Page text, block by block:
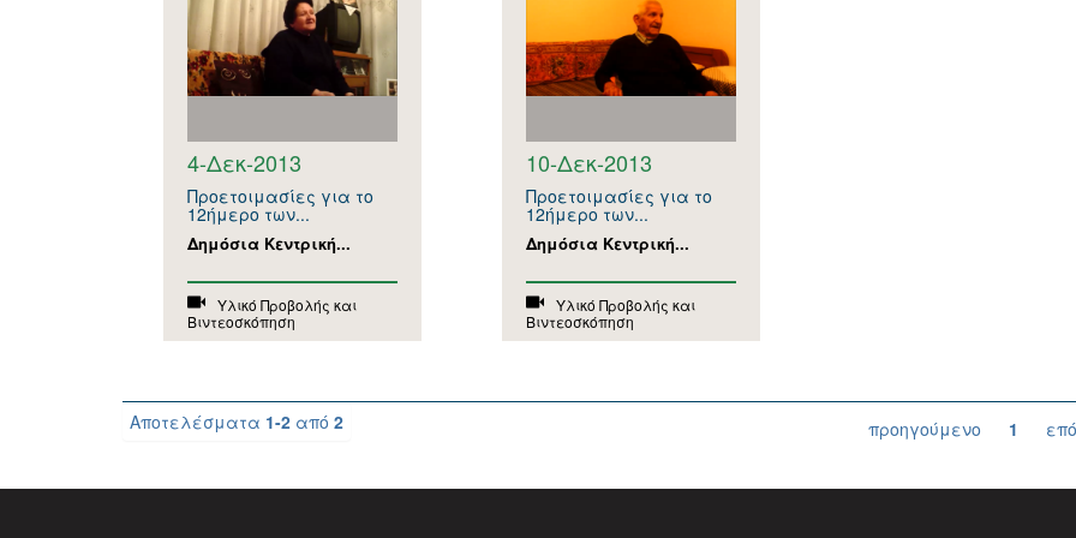
4-Δεκ-2013
Προετοιμασίες για το
12ήμερο των...
Δημόσια Κεντρική...
Υλικό Προβολής και
Βιντεοσκόπηση
10-Δεκ-2013
Προετοιμασίες για το
12ήμερο των...
Δημόσια Κεντρική...
Υλικό Προβολής και
Βιντεοσκόπηση
Αποτελέσματα 1-2 από 2 προηγούμενο 1